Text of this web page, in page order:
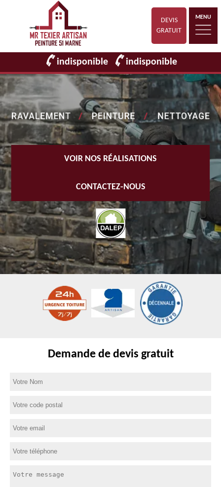
DEVIS
GRATUIT
MENU
indisponible indisponible
VOIR NOS RÉALISATIONS
CONTACTEZ-NOUS
Demande de devis gratuit